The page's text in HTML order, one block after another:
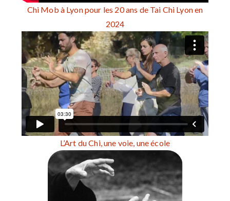
Chi Mob à Lyon pour les 20 ans de Tai Chi Lyon en
2024
L’Art du Chi, une voie, une école